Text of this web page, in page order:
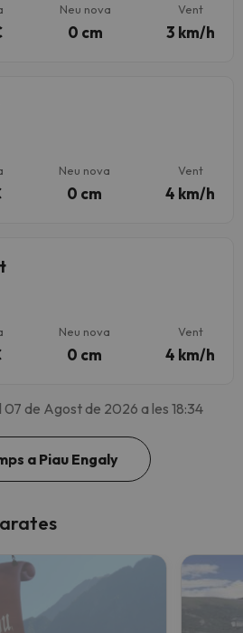
Neu nova
0 cm
Vent
3 km/h
Neu nova
0 cm
Vent
4 km/h
Neu nova
0 cm
Vent
4 km/h
de Agost de 2026 a les 18:34
a Piau Engaly